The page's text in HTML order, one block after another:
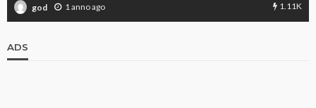
god 1 anno ago 1.11K
ADS